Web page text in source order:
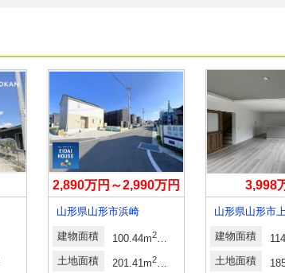
2,890万円～2,990万円
山形県山形市浜崎
建物面積 100.44m2～110.16m
（登記）
土地面積
201.41m2～202.81m （登記）
3,998
山形県山形市
建物面積
土地面積